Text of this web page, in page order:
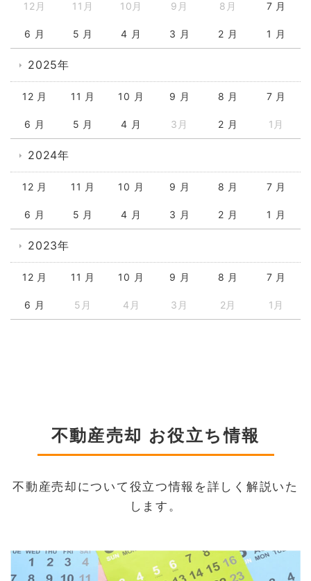
12月 11月 10月 9月 8月 7 月
6 月 5 月 4 月 3 月 2 月 1 月
2025年
12 月 11 月 10 月 9 月 8 月 7 月
6 月 5 月 4 月 3月 2 月 1月
2024年
12 月 11 月 10 月 9 月 8 月 7 月
6 月 5 月 4 月 3 月 2 月 1 月
2023年
12 月 11 月 10 月 9 月 8 月 7 月
6 月 5月 4月 3月 2月 1月
不動産売却 お役立ち情報
不動産売却について役立つ情報を詳しく解説いた
します。